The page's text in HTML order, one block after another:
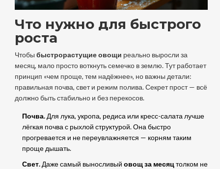
Что нужно для быстрого
роста
Чтобы быстрорастущие овощи реально выросли за
месяц, мало просто воткнуть семечко в землю. Тут работает
принцип «чем проще, тем надёжнее», но важны детали:
правильная почва, свет и режим полива. Секрет прост — всё
должно быть стабильно и без перекосов.
Почва.Для лука, укропа, редиса или кресс-салата лучше
лёгкая почва с рыхлой структурой. Она быстро
прогревается и не переувлажняется — корням таким
проще дышать.
Свет.Даже самый выносливый овощ за месяцтолком не